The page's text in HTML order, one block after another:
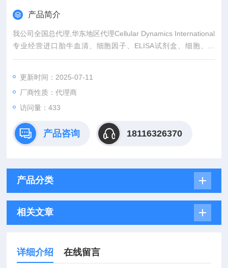
产品简介
我公司全国总代理,华东地区代理Cellular Dynamics International
专业经营进口胎牛血清、细胞因子、ELISA试剂盒、细胞、抗
体、生物试剂、耗材、培养基、一抗、二抗、其产品吸附均匀，
更新时间：2025-07-11
厂商性质：代理商
访问量：433
产品咨询 18116326370
产品分类
相关文章
详细介绍 在线留言